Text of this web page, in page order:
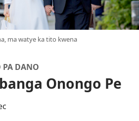
ma watye ka tito kwena
DANO
Onongo Pe